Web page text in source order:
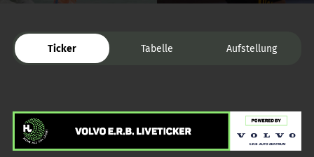
Ticker Tabelle Aufstellung